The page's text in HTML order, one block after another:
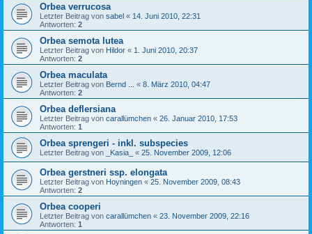
Orbea verrucosa
Letzter Beitrag von sabel « 14. Juni 2010, 22:31
Antworten: 2
Orbea semota lutea
Letzter Beitrag von Hildor « 1. Juni 2010, 20:37
Antworten: 2
Orbea maculata
Letzter Beitrag von Bernd ... « 8. März 2010, 04:47
Antworten: 2
Orbea deflersiana
Letzter Beitrag von carallümchen « 26. Januar 2010, 17:53
Antworten: 1
Orbea sprengeri - inkl. subspecies
Letzter Beitrag von _Kasia_ « 25. November 2009, 12:06
Orbea gerstneri ssp. elongata
Letzter Beitrag von Hoyningen « 25. November 2009, 08:43
Antworten: 2
Orbea cooperi
Letzter Beitrag von carallümchen « 23. November 2009, 22:16
Antworten: 1